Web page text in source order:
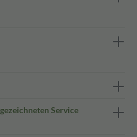
Service